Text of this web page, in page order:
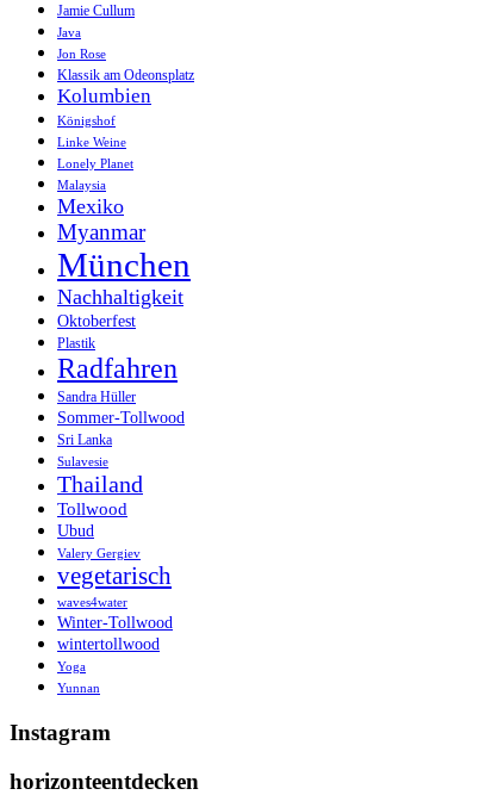
Jamie Cullum
Java
Jon Rose
Klassik am Odeonsplatz
Kolumbien
Königshof
Linke Weine
Lonely Planet
Malaysia
Mexiko
Myanmar
München
Nachhaltigkeit
Oktoberfest
Plastik
Radfahren
Sandra Hüller
Sommer-Tollwood
Sri Lanka
Sulavesie
Thailand
Tollwood
Ubud
Valery Gergiev
vegetarisch
waves4water
Winter-Tollwood
wintertollwood
Yoga
Yunnan
Instagram
horizonteentdecken